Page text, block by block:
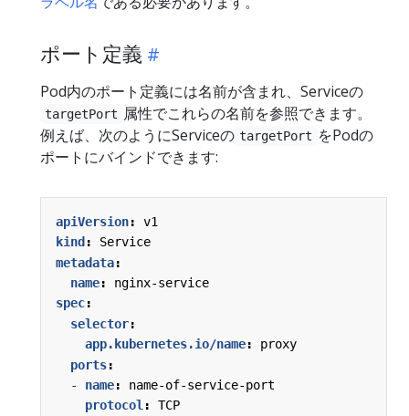
ポート定義
Pod内のポート定義には名前が含まれ、Serviceの
targetPort 属性でこれらの名前を参照できます。
例えば、次のようにServiceの targetPort をPodの
ポートにバインドできます:
apiVersion:
v1
kind :
Service
metadata:
name:
nginx-service
spec:
selector:
app.kubernetes.io/name:
proxy
ports:
- name:
name-of-service-port
protocol:
TCP